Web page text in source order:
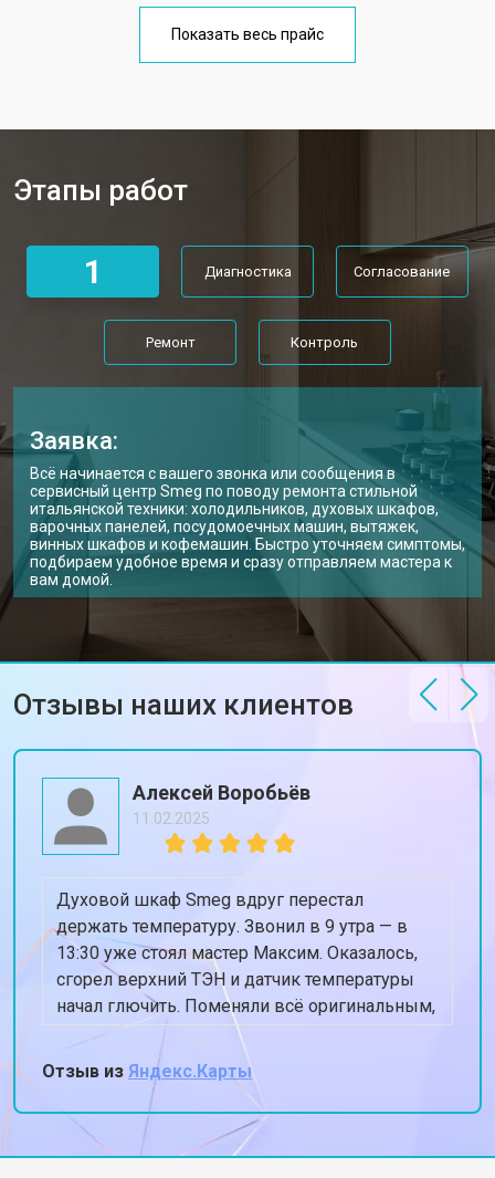
Показать весь прайс
Этапы работ
1 Диагностика Согласование
Ремонт Контроль
Заявка:
Всё начинается с вашего звонка или сообщения в
сервисный центр Smeg по поводу ремонта стильной
итальянской техники: холодильников, духовых шкафов,
варочных панелей, посудомоечных машин, вытяжек,
винных шкафов и кофемашин. Быстро уточняем симптомы,
подбираем удобное время и сразу отправляем мастера к
вам домой.
Отзывы наших клиентов
Алексей Воробьёв
11.02.2025
Духовой шкаф Smeg вдруг перестал
держать температуру. Звонил в 9 утра — в
13:30 уже стоял мастер Максим. Оказалось,
сгорел верхний ТЭН и датчик температуры
начал глючить. Поменяли всё оригинальным,
духовка теперь греет ровно 180, когда
ставлю 180. Спасибо, жена снова готовит
Отзыв из Яндекс.Карты